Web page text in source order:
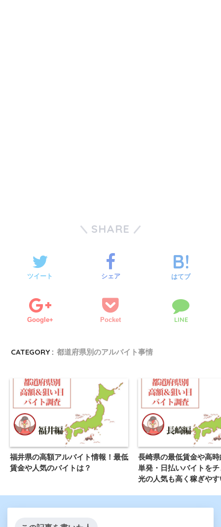
SHARE
ツイート シェア はてブ
Google+ Pocket LINE
CATEGORY : 都道府県別のアルバイト事情
福井県の高額アルバイト情報！最低
賃金や人気のバイトは？
長崎県の最低賃金や高
単発・日払いバイトを
光の人気も高く稼ぎやす